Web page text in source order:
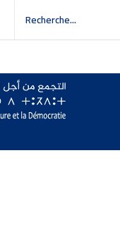
إلى وسائل الإعلام